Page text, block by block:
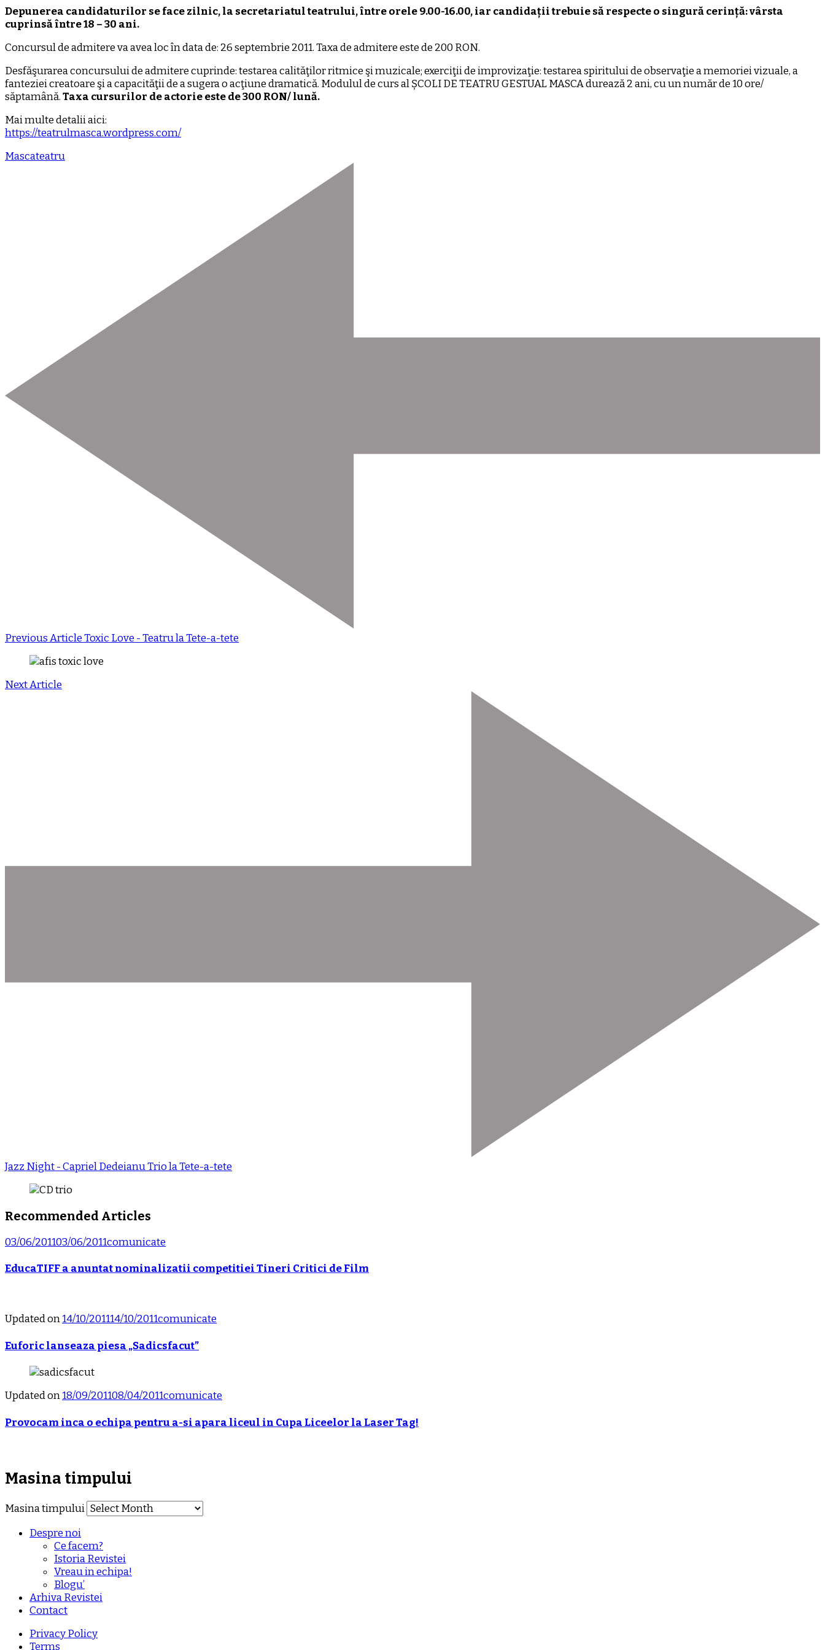
Depunerea candidaturilor se face zilnic, la secretariatul teatrului, între orele 9.00-16.00, iar candidații trebuie să respecte o singură cerință: vârsta
cuprinsă între 18 – 30 ani.
Concursul de admitere va avea loc în data de: 26 septembrie 2011. Taxa de admitere este de 200 RON.
Desfăşurarea concursului de admitere cuprinde: testarea calităţilor ritmice şi muzicale; exerciţii de improvizaţie: testarea spiritului de observaţie a memoriei vizuale, a
fanteziei creatoare şi a capacităţii de a sugera o acţiune dramatică. Modulul de curs al ȘCOLI DE TEATRU GESTUAL MASCA durează 2 ani, cu un număr de 10 ore/
săptamână.Taxa cursurilor de actorie este de 300 RON/ lună.
Mai multe detalii aici:
https://teatrulmasca.wordpress.com/
Mascateatru
Previous ArticleToxic Love - Teatru la Tete-a-tete
Next Article
Jazz Night - Capriel Dedeianu Trio la Tete-a-tete
Recommended Articles
03/06/201103/06/2011comunicate
EducaTIFF a anuntat nominalizatii competitiei Tineri Critici de Film
Updated on14/10/201114/10/2011comunicate
Euforic lanseaza piesa „Sadicsfacut”
Updated on18/09/201108/04/2011comunicate
Provocam inca o echipa pentru a-si apara liceul in Cupa Liceelor la Laser Tag!
Masina timpului
Masina timpului
Despre noi
Ce facem?
Istoria Revistei
Vreau in echipa!
Blogu’
Arhiva Revistei
Contact
Privacy Policy
Terms